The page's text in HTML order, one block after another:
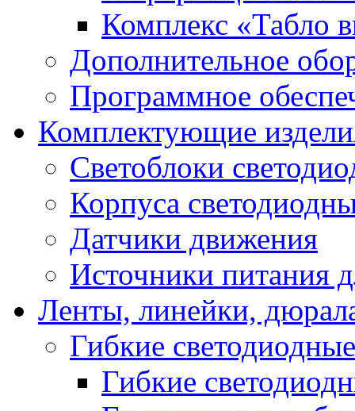
Комплекс «Табло
Дополнительное
Программное
Комплектующие
Светоблоки
Корпуса
Датчики движения
Источники питания
Ленты, линейки,
Гибкие
Гибкие